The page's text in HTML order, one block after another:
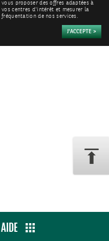
vous proposer des offres adaptées à
vos centres d'intérêt et mesurer la
fréquentation de nos services.